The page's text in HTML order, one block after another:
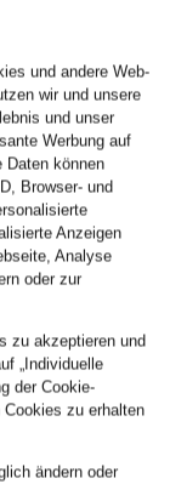
und andere Web-
wir und unsere
und unser
Werbung auf
Daten können
Browser- und
Anzeigen
Analyse
oder zur
zu akzeptieren und
„Individuelle
der Cookie-
zu erhalten
ändern oder